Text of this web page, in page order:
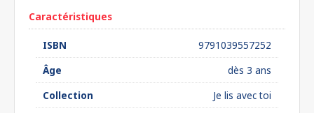
Caractéristiques
ISBN
9791039557252
Âge
dès 3 ans
Collection
Je lis avec toi